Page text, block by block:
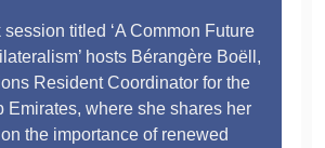
titled ‘A Common Future
hosts Bérangère Boëll,
Resident Coordinator for the
Emirates, where she shares her
the importance of renewed